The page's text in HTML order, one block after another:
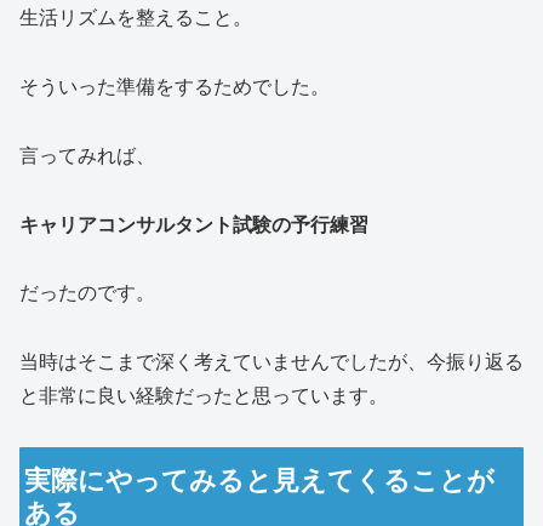
生活リズムを整えること。
そういった準備をするためでした。
言ってみれば、
キャリアコンサルタント試験の予行練習
だったのです。
当時はそこまで深く考えていませんでしたが、今振り返る
と非常に良い経験だったと思っています。
実際にやってみると見えてくることが
ある